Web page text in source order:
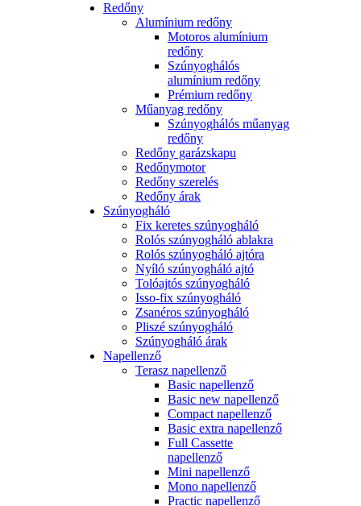
Redőny
Alumínium redőny
Motoros alumínium
redőny
Szúnyoghálós
alumínium redőny
Prémium redőny
Műanyag redőny
Szúnyoghálós műanyag
redőny
Redőny garázskapu
Redőnymotor
Redőny szerelés
Redőny árak
Szúnyogháló
Fix keretes szúnyogháló
Rolós szúnyogháló ablakra
Rolós szúnyogháló ajtóra
Nyíló szúnyogháló ajtó
Tolóajtós szúnyogháló
Isso-fix szúnyogháló
Zsanéros szúnyogháló
Pliszé szúnyogháló
Szúnyogháló árak
Napellenző
Terasz napellenző
Basic napellenző
Basic new napellenző
Compact napellenző
Basic extra napellenző
Full Cassette
napellenző
Mini napellenző
Mono napellenző
Practic napellenző